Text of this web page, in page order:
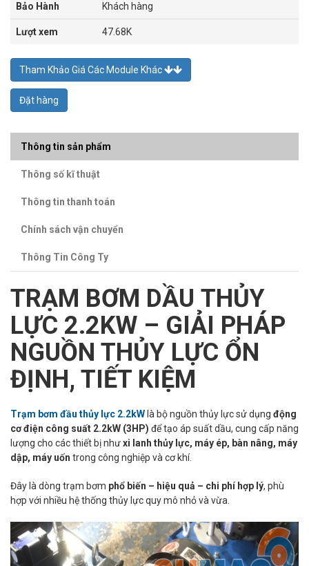
Bảo Hành Khách hàng
Lượt xem 47.68K
Tham Khảo Giá Các Module Khác
Đặt hàng
Thông tin sản phẩm
Thông số kĩ thuật
Thông tin thanh toán
Chính sách vận chuyển
Thông Tin Công Ty
TRẠM BƠM DẦU THỦY
LỰC 2.2KW – GIẢI PHÁP
NGUỒN THỦY LỰC ỔN
ĐỊNH, TIẾT KIỆM
Trạm bơm đầu thủy lực 2.2kW là bộ nguồn thủy lực sử dụng động
cơ điện công suất 2.2kW (3HP) để tạo áp suất dầu, cung cấp năng
lượng cho các thiết bị nhưxi lanh thủy lực, máy ép, bàn nâng, máy
dập, máy uốn trong công nghiệp và cơ khí.
Đây là dòng trạm bơm phổ biến – hiệu quả – chi phí hợp lý, phù
hợp với nhiều hệ thống thủy lực quy mô nhỏ và vừa.